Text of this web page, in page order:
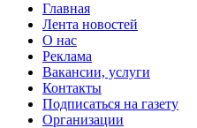
Главная
Лента новостей
О нас
Реклама
Вакансии, услуги
Контакты
Подписаться на газету
Организации